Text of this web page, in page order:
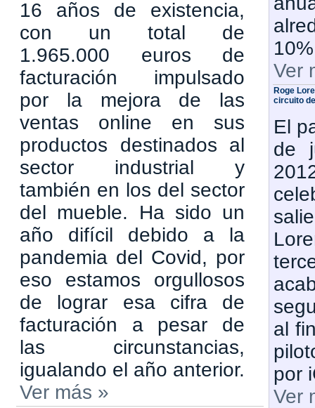
16 años de existencia,
con un total de
1.965.000 euros de
facturación impulsado
por la mejora de las
ventas online en sus
productos destinados al
sector industrial y
también en los del sector
del mueble. Ha sido un
año difícil debido a la
pandemia del Covid, por
eso estamos orgullosos
de lograr esa cifra de
facturación a pesar de
las circunstancias,
igualando el año anterior.
Ver más »
Ver
Roge
circuito
El
de
al
por
Ver